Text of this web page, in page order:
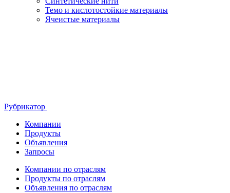
Темо и кислотостойкие материалы
Ячеистые материалы
Рубрикатор
Компании
Продукты
Объявления
Запросы
Компании по отраслям
Продукты по отраслям
Объявления по отраслям